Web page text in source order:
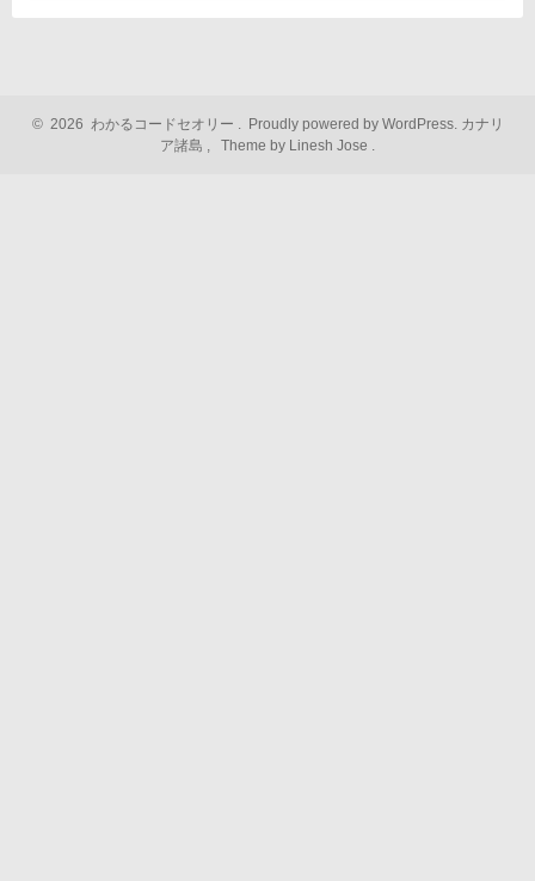
© 2026 わかるコードセオリー . Proudly powered by WordPress. カナリ
ア諸島 , Theme by Linesh Jose .